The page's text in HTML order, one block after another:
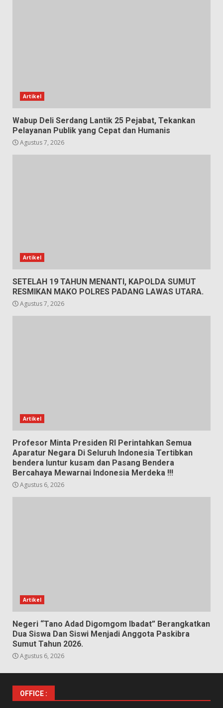
Artikel
Wabup Deli Serdang Lantik 25 Pejabat, Tekankan
Pelayanan Publik yang Cepat dan Humanis
Agustus 7, 2026
Artikel
SETELAH 19 TAHUN MENANTI, KAPOLDA SUMUT
RESMIKAN MAKO POLRES PADANG LAWAS UTARA.
Agustus 7, 2026
Artikel
Profesor Minta Presiden RI Perintahkan Semua
Aparatur Negara Di Seluruh Indonesia Tertibkan
bendera luntur kusam dan Pasang Bendera
Bercahaya Mewarnai Indonesia Merdeka !!!
Agustus 6, 2026
Artikel
Negeri “Tano Adad Digomgom Ibadat” Berangkatkan
Dua Siswa Dan Siswi Menjadi Anggota Paskibra
Sumut Tahun 2026.
Agustus 6, 2026
OFFICE :